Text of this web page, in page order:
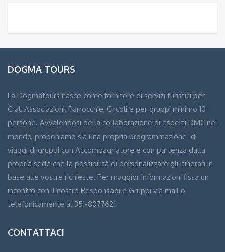
DOGMA TOURS
La Dogmatours nasce come fornitore di servizi turistici per
Cral, Associazioni, Parrocchie, Circoli e per gruppi minimo 10
persone. Avvalendosi della collaborazione di esperti DMC nel
mondo, proponiamo sia una propria programmazione di
viaggi di gruppi con Accompagnatore e con partenza dalla
propria sede che la possibilità di personalizzare gli itinerari in
base alle vostre richieste. Per maggior informazioni fissa un
incontro con il nostro Responsabile Gruppi via mail o
telefonicamente al 351-8077621
CONTATTACI